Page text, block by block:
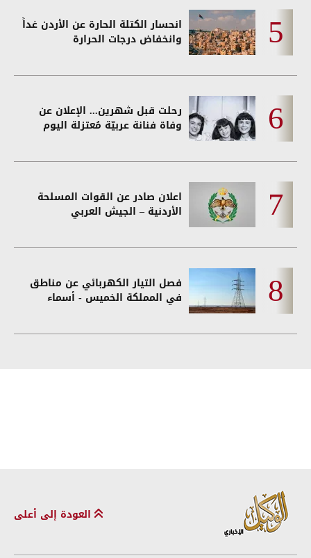
انحسار الكتلة الحارة عن الأردن غداً
وانخفاض درجات الحرارة
رحلت قبل شهرين... الإعلان عن
وفاة فنانة عربيّة مُعتزلة اليوم
اعلان صادر عن القوات المسلحة
الأردنية – الجيش العربي
فصل التيار الكهربائي عن مناطق
في المملكة الخميس - أسماء
العودة إلى أعلى